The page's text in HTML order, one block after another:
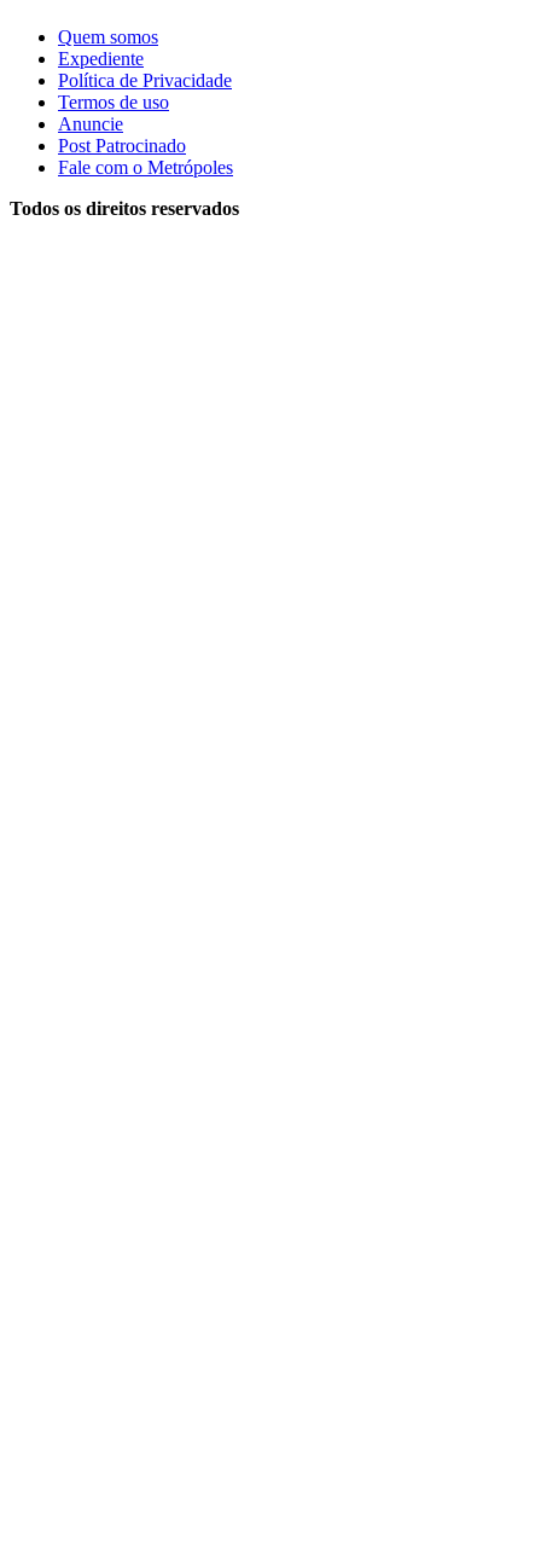
Quem somos
Expediente
Política de Privacidade
Termos de uso
Anuncie
Post Patrocinado
Fale com o Metrópoles
Todos os direitos reservados